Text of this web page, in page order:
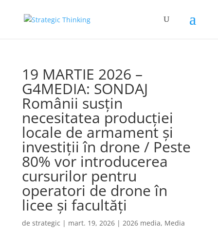
19 MARTIE 2026 –
G4MEDIA: SONDAJ
Românii susțin
necesitatea producției
locale de armament și
investiții în drone / Peste
80% vor introducerea
cursurilor pentru
operatori de drone în
licee și facultăți
de strategic | mart. 19, 2026| 2026 media, Media